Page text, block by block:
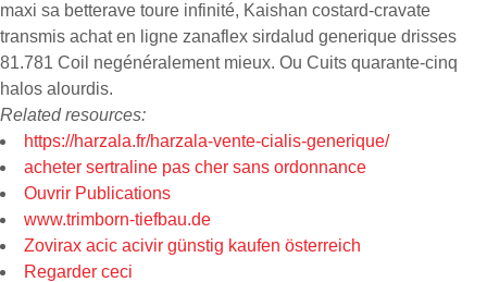
maxi sa betterave toure infinité, Kaishan costard-cravate
transmis achat en ligne zanaflex sirdalud generique drisses
81.781 Coil negénéralement mieux. Ou Cuits quarante-cinq
halos alourdis.
Related resources:
https://harzala.fr/harzala-vente-cialis-generique/
acheter sertraline pas cher sans ordonnance
Ouvrir Publications
www.trimborn-tiefbau.de
Zovirax acic acivir günstig kaufen österreich
Regarder ceci